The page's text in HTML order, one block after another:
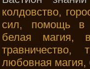
колдовство,
сил, помощь в
белая магия,
травничество,
любовная магия,